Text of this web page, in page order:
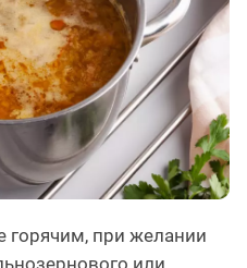
горячим, при желании
или